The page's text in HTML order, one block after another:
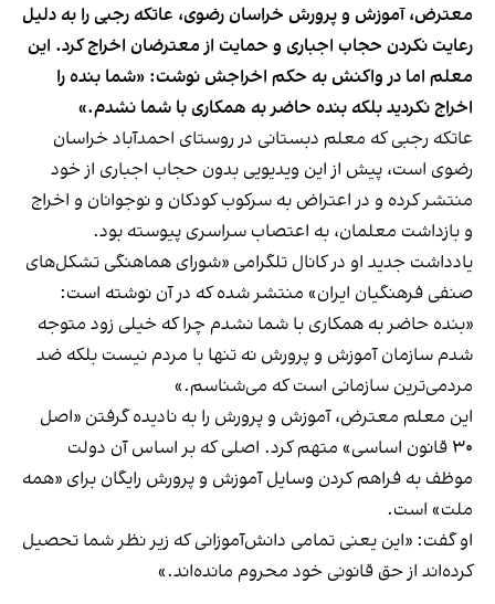
معترض، آموزش و پرورش خراسان رضوی، عاتکه رجبی را به دلیل
رعایت نکردن حجاب اجباری و حمایت از معترضان اخراج کرد. این
‌معلم اما در واکنش به حکم اخراجش نوشت: «شما بنده را
اخراج نکردید بلکه بنده حاضر به همکاری با شما نشدم.»
عاتکه رجبی که معلم دبستانی در روستای احمدآباد خراسان
رضوی است، پیش از این ویدیویی بدون حجاب اجباری از خود
منتشر کرده و در اعتراض به سرکوب کودکان و نوجوانان و اخراج
و بازداشت معلمان، به اعتصاب سراسری پیوسته بود.
یادداشت جدید او در کانال تلگرامی «شورای هماهنگی تشکل‌های
صنفی فرهنگیان ایران» منتشر شده که در آن نوشته است:
«بنده حاضر به همکاری با شما نشدم چرا که خیلی زود متوجه
شدم سازمان آموزش و پرورش نه تنها با مردم نیست بلکه ضد
مردمی‌ترین سازمانی است که می‌شناسم.»
این معلم معترض، آموزش و پرورش را به نادیده گرفتن «اصل
۳۰ قانون اساسی» متهم کرد. اصلی که بر اساس آن دولت
موظف به فراهم کردن وسایل آموزش و پرورش رایگان برای «همه
ملت» است.
او گفت: «این یعنی تمامی دانش‌آموزانی که زیر نظر شما تحصیل
کرده‌اند از حق قانونی خود محروم مانده‌اند.»